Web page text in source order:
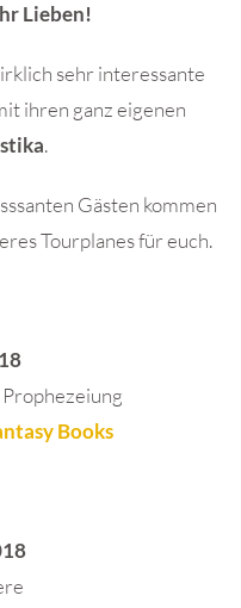
Lieben!
sehr interessante
ihren ganz eigenen
.
Gästen kommen
Tourplanes für euch.
Books